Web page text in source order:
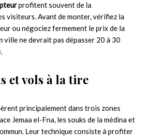
profitent souvent de la
visiteurs. Avant de monter, vérifiez la
ou négociez fermement le prix de la
ville ne devrait pas dépasser 20 à 30
et vols à la tire
principalement dans trois zones
Jemaa el-Fna, les souks de la médina et
Leur technique consiste à profiter